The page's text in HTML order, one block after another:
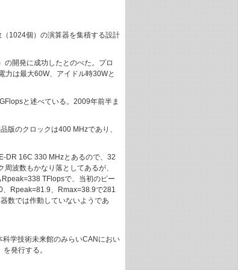
1024個）の演算器を集積する設計
の開発に成功したとのべた。プロ
力は最大60W、アイドル時30Wと
と述べている。2009年前半ま
版のクロックは400 MHzであり、
DR 16C 330 MHzとあるので、32
波数もかなり落としてあるが、
TFlopsで、当初のピー
Rpeak=81.9、Rmax=38.9で281
数では作動していないようであ
学技術未来館のみらいCANにおい
発行する。